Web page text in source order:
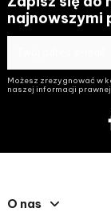
najnowszymi
Możesz zrezygnować w
naszej informacji
O nas